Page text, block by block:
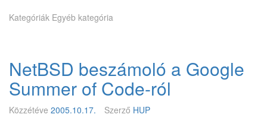
ú
k
a
N
t
Kategóriák Egyéb kategória
NetBSD beszámoló a Google
Summer of Code-ról
Közzétéve 2005.10.17. Szerző HUP